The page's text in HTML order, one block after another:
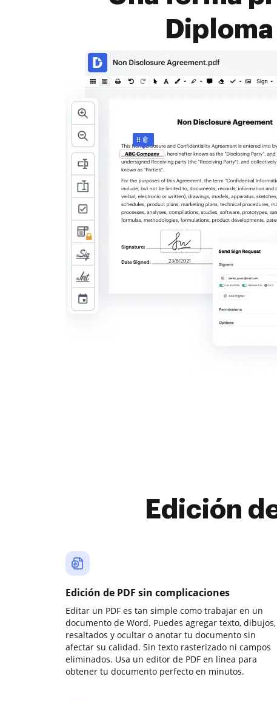
Edición
Edición de PDF sin complicaciones
Editar un PDF es tan simple como trabajar en un
documento de Word. Puedes agregar texto, dibujos,
resaltados y ocultar o anotar tu documento sin
afectar su calidad. Sin texto rasterizado ni campos
eliminados. Usa un editor de PDF en línea para
obtener tu documento perfecto en minutos.